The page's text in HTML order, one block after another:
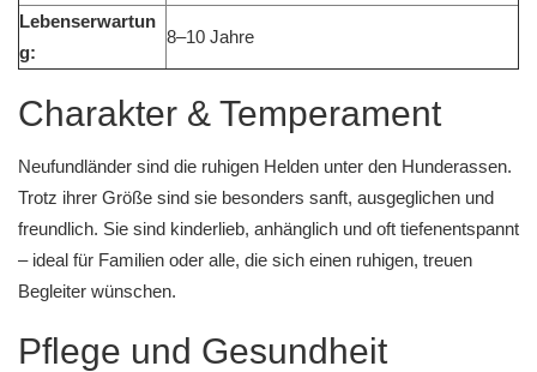
Lebenserwartun
g:
8–10 Jahre
Charakter & Temperament
Neufundländer sind die ruhigen Helden unter den Hunderassen.
Trotz ihrer Größe sind sie besonders sanft, ausgeglichen und
freundlich. Sie sind kinderlieb, anhänglich und oft tiefenentspannt
– ideal für Familien oder alle, die sich einen ruhigen, treuen
Begleiter wünschen.
Pflege und Gesundheit